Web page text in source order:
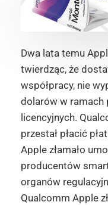
Dwa lata temu
twierdząc, że
współpracy, nie
dolarów w ramach
licencyjnych.
przestał płacić
Apple złamało
producentów
organów
Qualcomm Apple